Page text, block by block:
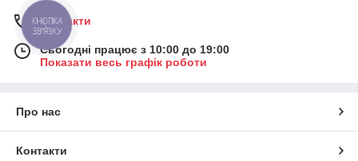
Контакти
Сьогодні працює з 10:00 до 19:00
Показати весь графік роботи
Про нас
Контакти
КНОПКА
ЗВ'ЯЗКУ